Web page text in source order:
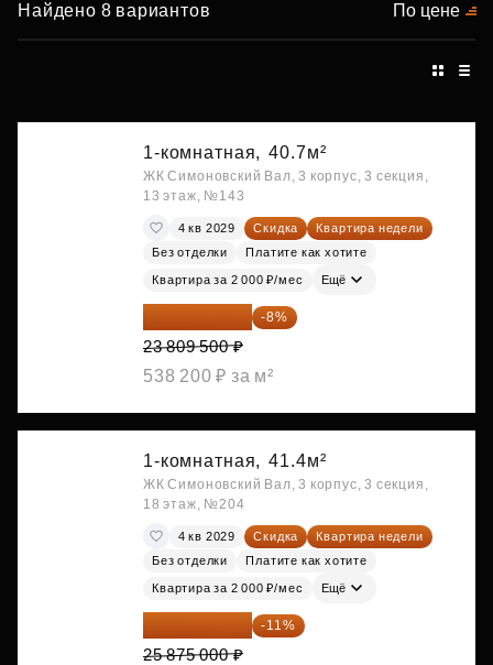
Найдено 8 вариантов По цене
1-комнатная, 40.7м²
ЖК Симоновский Вал, 3 корпус, 3 секция,
13 этаж, №143
4 кв 2029 Скидка
Квартира недели
Без отделки
Платите как хотите
Квартира за 2 000 ₽/мес Ещё
21 904 740 ₽ -8%
23 809 500 ₽
538 200 ₽ за м²
1-комнатная, 41.4м²
ЖК Симоновский Вал, 3 корпус, 3 секция,
18 этаж, №204
4 кв 2029 Скидка
Квартира недели
Без отделки
Платите как хотите
Квартира за 2 000 ₽/мес Ещё
23 028 750 ₽ -11%
25 875 000 ₽